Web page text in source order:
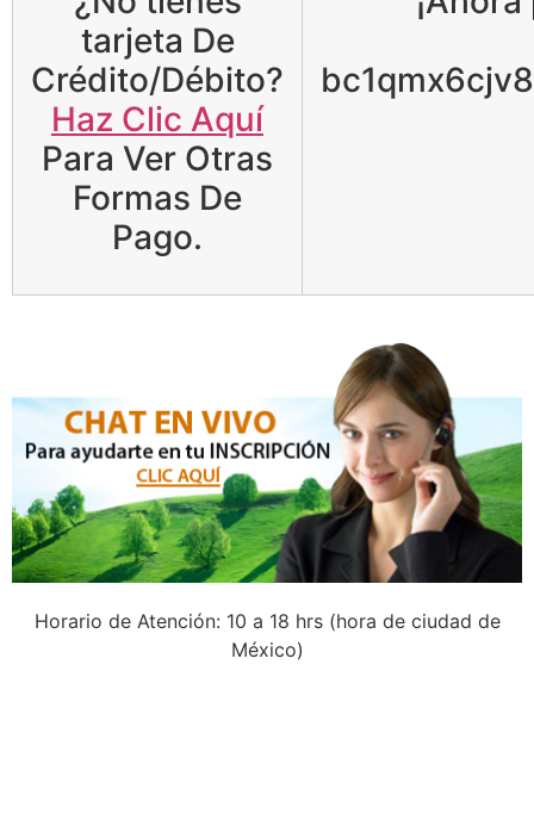
tarjeta De
Crédito/Débito?
Haz Clic Aquí
Para Ver Otras
Formas De
Pago.
Horario de Atención: 10 a 18 hrs (hora de ciudad de
México)